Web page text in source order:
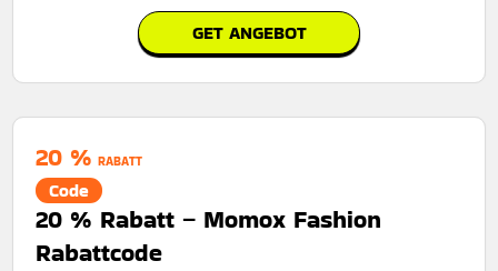
GET ANGEBOT
20 % RABATT
Code
20 % Rabatt – Momox Fashion
Rabattcode